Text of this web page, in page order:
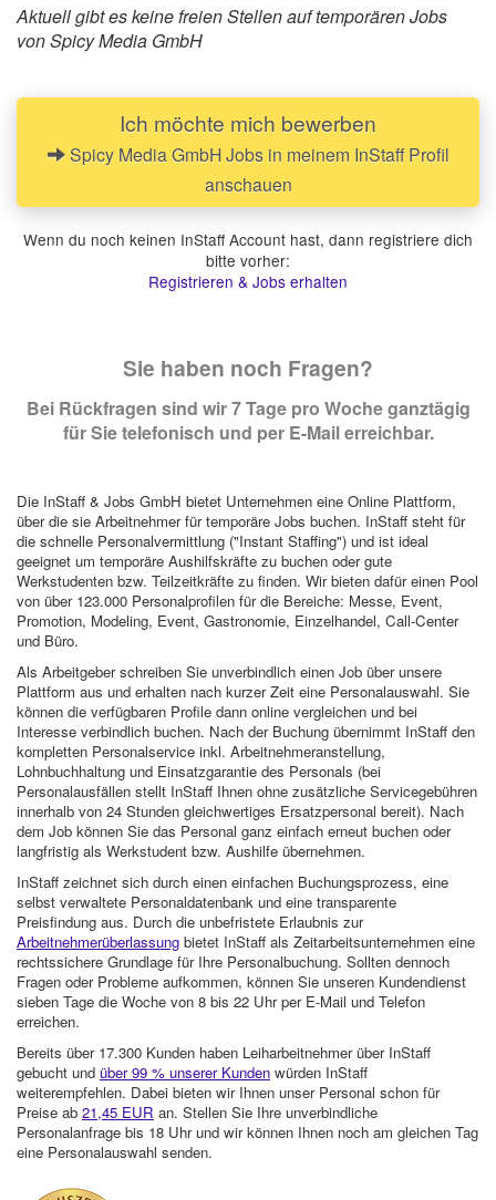
Aktuell gibt es keine freien Stellen auf temporären Jobs
von Spicy Media GmbH
Ich möchte mich bewerben
Spicy Media GmbH Jobs in meinem InStaff Profil
anschauen
Wenn du noch keinen InStaff Account hast, dann registriere dich
bitte vorher:
Registrieren & Jobs erhalten
Sie haben noch Fragen?
Bei Rückfragen sind wir 7 Tage pro Woche ganztägig
für Sie telefonisch und per E-Mail erreichbar.
Die InStaff & Jobs GmbH bietet Unternehmen eine Online Plattform,
über die sie Arbeitnehmer für temporäre Jobs buchen. InStaff steht für
die schnelle Personalvermittlung ("Instant Staffing") und ist ideal
geeignet um temporäre Aushilfskräfte zu buchen oder gute
Werkstudenten bzw. Teilzeitkräfte zu finden. Wir bieten dafür einen Pool
von über 123.000 Personalprofilen für die Bereiche: Messe, Event,
Promotion, Modeling, Event, Gastronomie, Einzelhandel, Call-Center
und Büro.
Als Arbeitgeber schreiben Sie unverbindlich einen Job über unsere
Plattform aus und erhalten nach kurzer Zeit eine Personalauswahl. Sie
können die verfügbaren Profile dann online vergleichen und bei
Interesse verbindlich buchen. Nach der Buchung übernimmt InStaff den
kompletten Personalservice inkl. Arbeitnehmeranstellung,
Lohnbuchhaltung und Einsatzgarantie des Personals (bei
Personalausfällen stellt InStaff Ihnen ohne zusätzliche Servicegebühren
innerhalb von 24 Stunden gleichwertiges Ersatzpersonal bereit). Nach
dem Job können Sie das Personal ganz einfach erneut buchen oder
langfristig als Werkstudent bzw. Aushilfe übernehmen.
InStaff zeichnet sich durch einen einfachen Buchungsprozess, eine
selbst verwaltete Personaldatenbank und eine transparente
Preisfindung aus. Durch die unbefristete Erlaubnis zur
Arbeitnehmerüberlassung bietet InStaff als Zeitarbeitsunternehmen eine
rechtssichere Grundlage für Ihre Personalbuchung. Sollten dennoch
Fragen oder Probleme aufkommen, können Sie unseren Kundendienst
sieben Tage die Woche von 8 bis 22 Uhr per E-Mail und Telefon
erreichen.
Bereits über 17.300 Kunden haben Leiharbeitnehmer über InStaff
gebucht und über 99 % unserer Kunden würden InStaff
weiterempfehlen. Dabei bieten wir Ihnen unser Personal schon für
Preise ab 21,45 EUR an. Stellen Sie Ihre unverbindliche
Personalanfrage bis 18 Uhr und wir können Ihnen noch am gleichen Tag
eine Personalauswahl senden.